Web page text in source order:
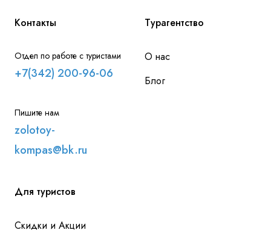
Контакты
Отдел по работе с туристами
+7(342) 200-96-06
Пишите нам
zolotoy-
kompas@bk.ru
Турагентство
О нас
Блог
Для туристов
Скидки и Акции